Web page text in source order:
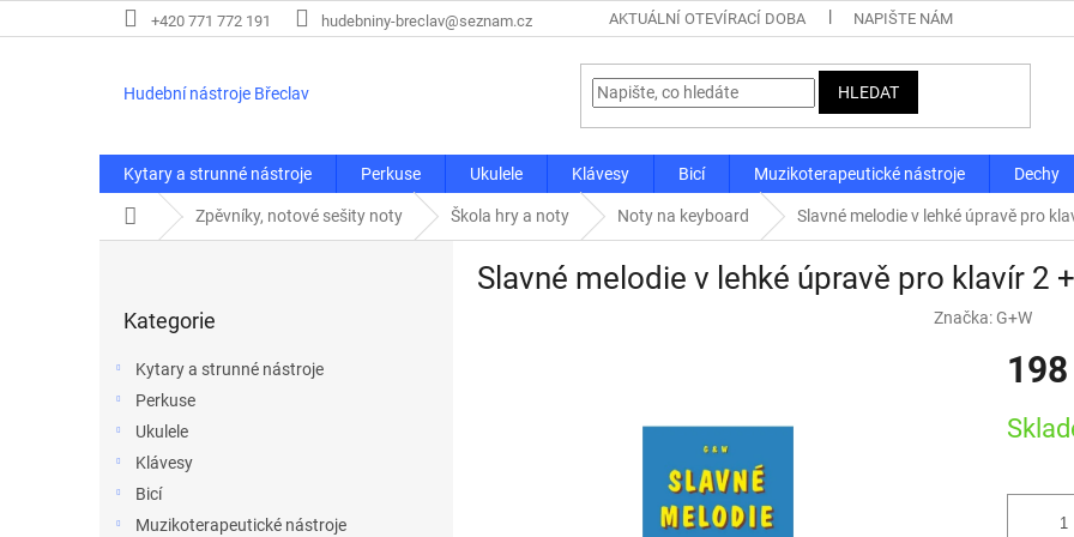
na
+420 771 772 191 hudebniny-breclav@seznam.cz AKTUÁLNÍ OTEVÍRACÍ DOBA NAPIŠTE NÁM
Hudební nástroje Břeclav HLEDAT
Kytary a strunné nástroje Perkuse Ukulele Klávesy Bicí Muzikoterapeutické nástroje Dechy
Domů Zpěvníky, notové sešity noty Škola hry a noty Noty na keyboard Slavné melodie v lehké úpravě pro
kategorie
Kategorie
Kytary a strunné nástroje
Perkuse
Ukulele
Klávesy
Bicí
Muzikoterapeutické nástroje
Slavné melodie v lehké úpravě pro klavír 2
Značka: G+W
cena: